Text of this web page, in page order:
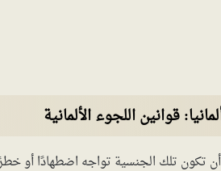
قوانين اللجوء الألمانية
تلك الجنسية تواجه اضطهادًا أو